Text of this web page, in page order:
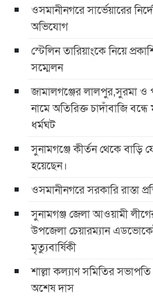
ওসমানীনগরে সার্ভেয়ারের
অভিযোগ
স্টেলিন তারিয়াংকে নিয়ে
সম্মেলন
জামালগঞ্জের লালপুর,সুরমা ও
নামে অতিরিক্ত চাদাঁবাজি
ধর্মঘট
সুনামগঞ্জে কীর্তন থেকে
হয়েছেন।
ওসমানীনগরে সরকারি রাস্তা
সুনামগঞ্জ জেলা আওয়ামী
উপজেলা চেয়ারম্যান
মৃত্যুবার্ষিকী
শাল্লা কল্যাণ সমিতির
অশেষ দাস